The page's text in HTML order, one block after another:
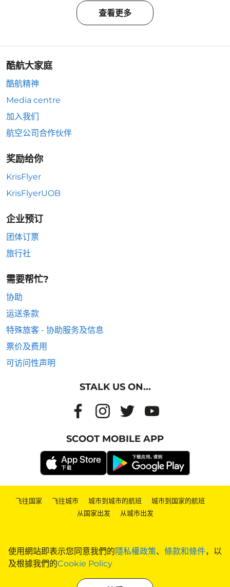
使用網站即表示您同意我們的隱私權政策、 條款和條件，以
及根據我們的Cookie Policy
查看更多
酷航大家庭
酷航精神
Media centre
加入我们
航空公司合作伙伴
奖励给你
KrisFlyer
KrisFlyerUOB
企业预订
团体订票
旅行社
需要帮忙?
协助
运送条款
特殊旅客 - 协助服务及信息
票价及费用
可访问性声明
STALK US ON...
SCOOT MOBILE APP
飞往国家 | 飞往城市 | 城市到城市的航班 | 城市到国家的航班 |
从国家出发 | 从城市出发